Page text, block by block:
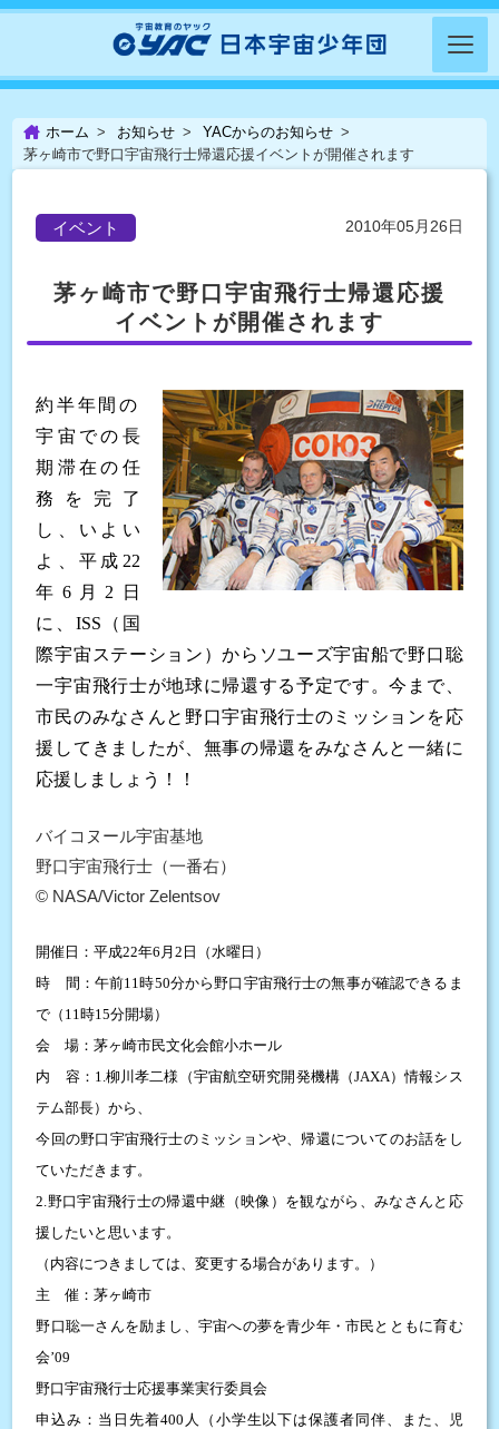
ホーム お知らせ
YACからのお知らせ
茅ヶ崎市で野口宇宙飛行士帰還応援イベントが開催されます
イベント 2010年05月26日
茅ヶ崎市で野口宇宙飛行士帰還応援
イベントが開催されます
約半年間の
宇宙での長
期滞在の任
務を完了
し、いよい
よ、平成22
年6月2日
に、ISS（国
際宇宙ステーション）からソユーズ宇宙船で野口聡
一宇宙飛行士が地球に帰還する予定です。今まで、
市民のみなさんと野口宇宙飛行士のミッションを応
援してきましたが、無事の帰還をみなさんと一緒に
応援しましょう！！
バイコヌール宇宙基地
野口宇宙飛行士（一番右）
© NASA/Victor Zelentsov
開催日：平成22年6月2日（水曜日）
時 間：午前11時50分から野口宇宙飛行士の無事が確認できるま
で（11時15分開場）
会 場：茅ヶ崎市民文化会館小ホール
内 容：1.柳川孝二様（宇宙航空研究開発機構（JAXA）情報シス
テム部長）から、
今回の野口宇宙飛行士のミッションや、帰還についてのお話をし
ていただきます。
2.野口宇宙飛行士の帰還中継（映像）を観ながら、みなさんと応
援したいと思います。
（内容につきましては、変更する場合があります。）
主 催：茅ヶ崎市
野口聡一さんを励まし、宇宙への夢を青少年・市民とともに育む
会’09
野口宇宙飛行士応援事業実行委員会
申込み：当日先着400人（小学生以下は保護者同伴、また、児